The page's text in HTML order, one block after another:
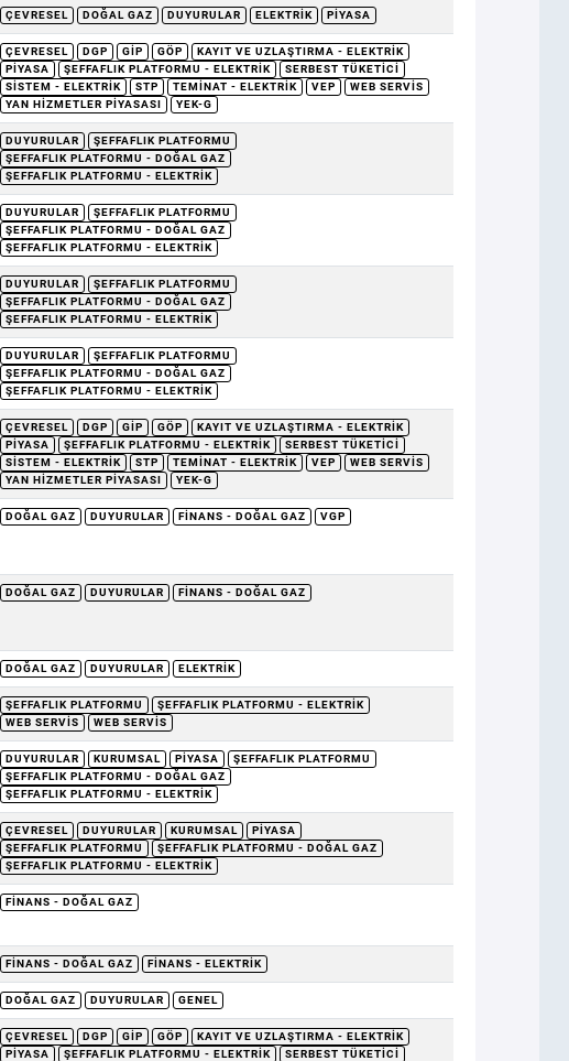
ÇEVRESEL DOĞAL GAZ DUYURULAR ELEKTRIK PIYASA
ÇEVRESEL DGP GİP GÖP
KAYIT VE UZLAŞTIRMA - ELEKTRIK
PIYASA
ŞEFFAFLIK PLATFORMU - ELEKTRIK
SERBEST TÜKETICI
SISTEM - ELEKTRIK
STP TEMINAT - ELEKTRIK VEP
WEB SERVIS
YAN HIZMETLER PIYASASI
YEK-G
DUYURULAR
ŞEFFAFLIK PLATFORMU
ŞEFFAFLIK PLATFORMU - DOĞAL GAZ
ŞEFFAFLIK PLATFORMU - ELEKTRIK
DUYURULAR
ŞEFFAFLIK PLATFORMU
ŞEFFAFLIK PLATFORMU - DOĞAL GAZ
ŞEFFAFLIK PLATFORMU - ELEKTRIK
DUYURULAR
ŞEFFAFLIK PLATFORMU
ŞEFFAFLIK PLATFORMU - DOĞAL GAZ
ŞEFFAFLIK PLATFORMU - ELEKTRIK
DUYURULAR
ŞEFFAFLIK PLATFORMU
ŞEFFAFLIK PLATFORMU - DOĞAL GAZ
ŞEFFAFLIK PLATFORMU - ELEKTRIK
ÇEVRESEL DGP GİP GÖP
KAYIT VE UZLAŞTIRMA - ELEKTRIK
PIYASA
ŞEFFAFLIK PLATFORMU - ELEKTRIK
SERBEST TÜKETICI
SISTEM - ELEKTRIK
STP TEMINAT - ELEKTRIK VEP
WEB SERVIS
YAN HIZMETLER PIYASASI
YEK-G
DOĞAL GAZ DUYURULAR FINANS - DOĞAL GAZ VGP
DOĞAL GAZ DUYURULAR FINANS - DOĞAL GAZ
DOĞAL GAZ DUYURULAR ELEKTRIK
ŞEFFAFLIK PLATFORMU
ŞEFFAFLIK PLATFORMU - ELEKTRIK
WEB SERVIS
WEB SERVIS
DUYURULAR KURUMSAL PIYASA
ŞEFFAFLIK PLATFORMU
ŞEFFAFLIK PLATFORMU - DOĞAL GAZ
ŞEFFAFLIK PLATFORMU - ELEKTRIK
ÇEVRESEL DUYURULAR KURUMSAL
PIYASA
ŞEFFAFLIK PLATFORMU
ŞEFFAFLIK PLATFORMU - DOĞAL GAZ
ŞEFFAFLIK PLATFORMU - ELEKTRIK
FINANS - DOĞAL GAZ
FINANS - DOĞAL GAZ FINANS - ELEKTRIK
DOĞAL GAZ DUYURULAR GENEL
ÇEVRESEL DGP GİP GÖP
KAYIT VE UZLAŞTIRMA - ELEKTRIK
PIYASA
ŞEFFAFLIK PLATFORMU - ELEKTRIK
SERBEST TÜKETICI